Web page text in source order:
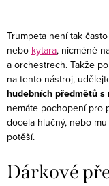
v
l
á
d
a
c
í
r
Trumpeta není tak
nebo kytara, nicméně
a orchestrech. Takže
na tento nástroj,
hudebních předmětů
nemáte pochopení pro
docela hlučný, nebo
potěší.
Dárkové